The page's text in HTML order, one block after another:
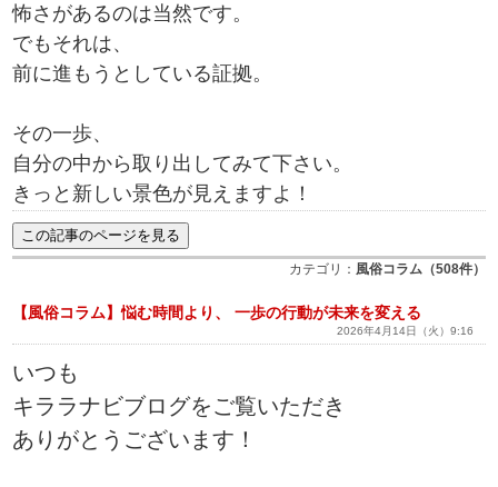
怖さがあるのは当然です。
でもそれは、
前に進もうとしている証拠。
その一歩、
自分の中から取り出してみて下さい。
きっと新しい景色が見えますよ！
カテゴリ： 風俗コラム（508件）
【風俗コラム】悩む時間より、 一歩の行動が未来を変える
2026年4月14日（火）9:16
いつも
キララナビブログをご覧いただき
ありがとうございます！